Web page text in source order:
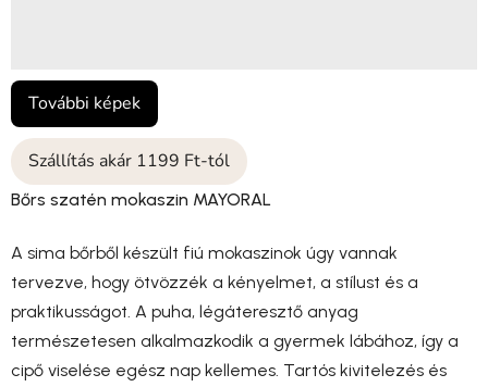
Szállítás akár 1199 Ft-tól
Bőrs szatén mokaszin MAYORAL
A sima bőrből készült fiú mokaszinok úgy vannak
tervezve, hogy ötvözzék a kényelmet, a stílust és a
praktikusságot. A puha, légáteresztő anyag
természetesen alkalmazkodik a gyermek lábához, így a
cipő viselése egész nap kellemes. Tartós kivitelezés és
További képek